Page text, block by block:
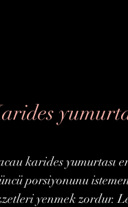
karides yumurtası
porsiyonunu
yenmek zordur.